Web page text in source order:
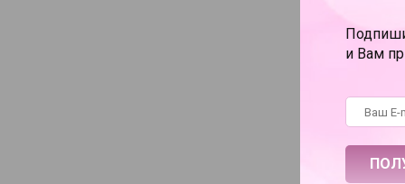
Материал
Упаковка
Основное
Год выпуска
С ТОВАРОМ
и Вам